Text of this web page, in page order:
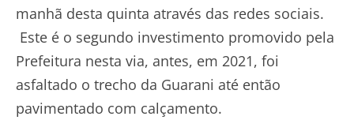
manhã desta quinta através das redes sociais.
Este é o segundo investimento promovido pela
Prefeitura nesta via, antes, em 2021, foi
asfaltado o trecho da Guarani até então
pavimentado com calçamento.